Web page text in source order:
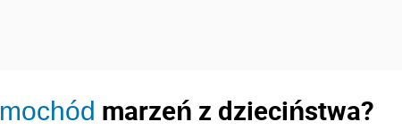
marzeń z dzieciństwa?